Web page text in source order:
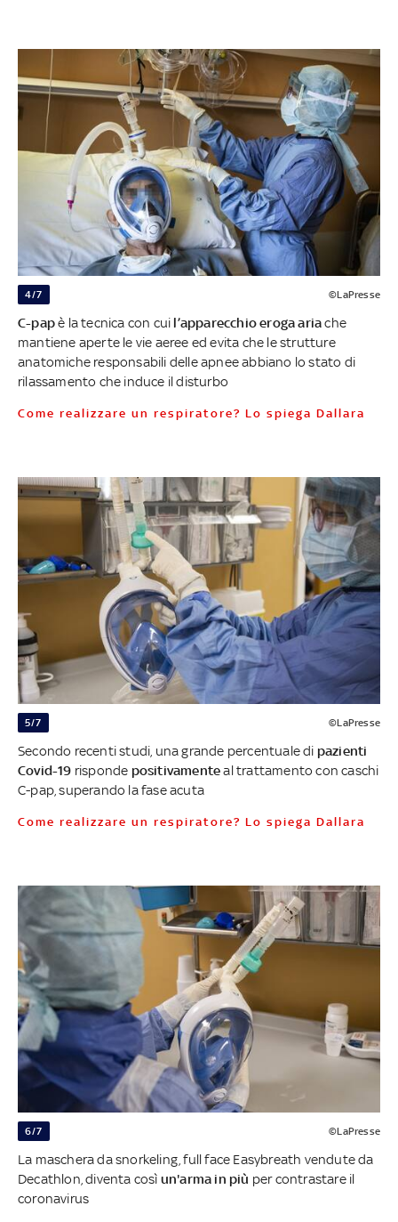
4/7 ©LaPresse
C-papè la tecnica con cui l’apparecchio eroga ariache
mantiene aperte le vie aeree ed evita che le strutture
anatomiche responsabili delle apnee abbiano lo stato di
rilassamento che induce il disturbo
Come realizzare un respiratore? Lo spiega Dallara
5/7 ©LaPresse
Secondo recenti studi, una grande percentuale di pazienti
Covid-19 risponde positivamenteal trattamento con caschi
C-pap, superando la fase acuta
Come realizzare un respiratore? Lo spiega Dallara
6/7 ©LaPresse
La maschera da snorkeling, full face Easybreath vendute da
Decathlon, diventa così un'arma in più per contrastare il
coronavirus